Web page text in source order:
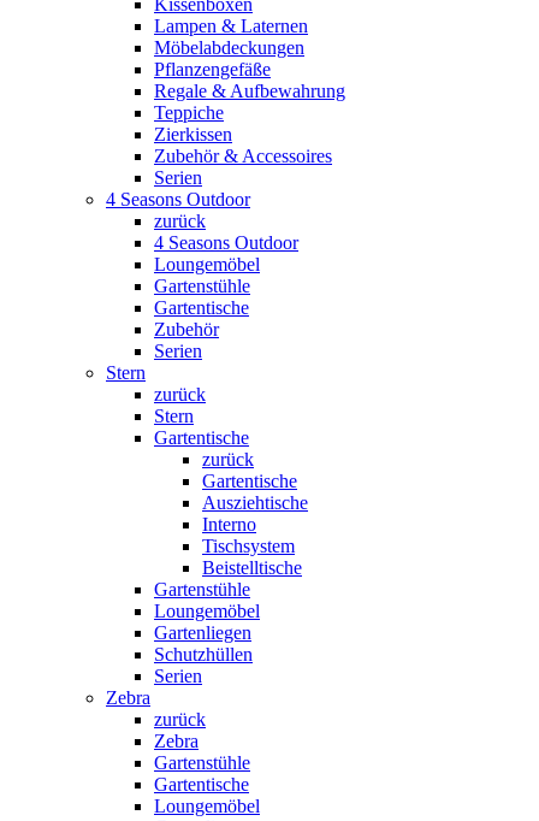
Kissenboxen
Lampen & Laternen
Möbelabdeckungen
Pflanzengefäße
Regale & Aufbewahrung
Teppiche
Zierkissen
Zubehör & Accessoires
Serien
4 Seasons Outdoor
zurück
4 Seasons Outdoor
Loungemöbel
Gartenstühle
Gartentische
Zubehör
Serien
Stern
zurück
Stern
Gartentische
zurück
Gartentische
Ausziehtische
Interno
Tischsystem
Beistelltische
Gartenstühle
Loungemöbel
Gartenliegen
Schutzhüllen
Serien
Zebra
zurück
Zebra
Gartenstühle
Gartentische
Loungemöbel